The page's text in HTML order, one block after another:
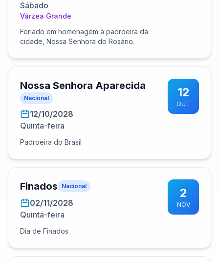
Sábado
Várzea Grande
Feriado em homenagem à padroeira da
cidade, Nossa Senhora do Rosário.
Nossa Senhora Aparecida
Nacional
12/10/2028
Quinta-feira
Padroeira do Brasil
12
OUT
Finados Nacional
02/11/2028
Quinta-feira
Dia de Finados
2
NOV